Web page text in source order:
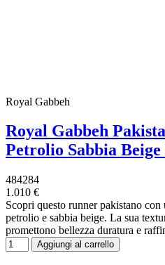
Royal Gabbeh
Royal Gabbeh
Petrolio Sabbia Beige
484284
1.010 €
Scopri questo runner pakistano
petrolio e sabbia beige. La sua
promettono bellezza duratura e
Aggiungi al carrello